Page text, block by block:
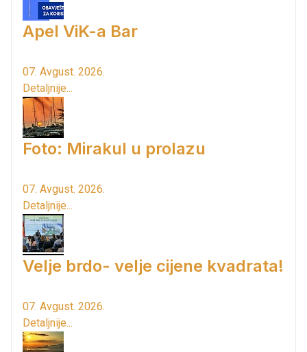
Apel ViK-a Bar
07. Avgust. 2026.
Detaljnije...
Foto: Mirakul u prolazu
07. Avgust. 2026.
Detaljnije...
Velje brdo- velje cijene kvadrata!
07. Avgust. 2026.
Detaljnije...